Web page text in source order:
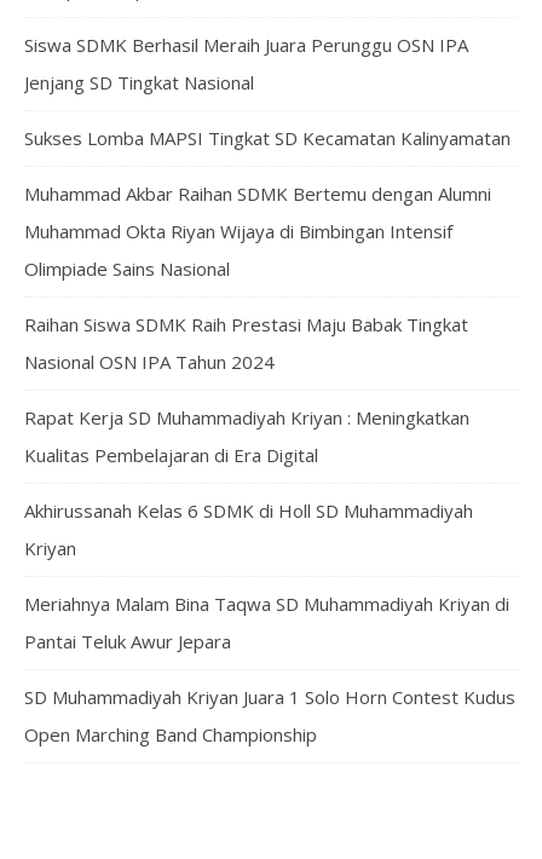
Siswa SDMK Berhasil Meraih Juara Perunggu OSN IPA
Jenjang SD Tingkat Nasional
Sukses Lomba MAPSI Tingkat SD Kecamatan Kalinyamatan
Muhammad Akbar Raihan SDMK Bertemu dengan Alumni
Muhammad Okta Riyan Wijaya di Bimbingan Intensif
Olimpiade Sains Nasional
Raihan Siswa SDMK Raih Prestasi Maju Babak Tingkat
Nasional OSN IPA Tahun 2024
Rapat Kerja SD Muhammadiyah Kriyan : Meningkatkan
Kualitas Pembelajaran di Era Digital
Akhirussanah Kelas 6 SDMK di Holl SD Muhammadiyah
Kriyan
Meriahnya Malam Bina Taqwa SD Muhammadiyah Kriyan di
Pantai Teluk Awur Jepara
SD Muhammadiyah Kriyan Juara 1 Solo Horn Contest Kudus
Open Marching Band Championship